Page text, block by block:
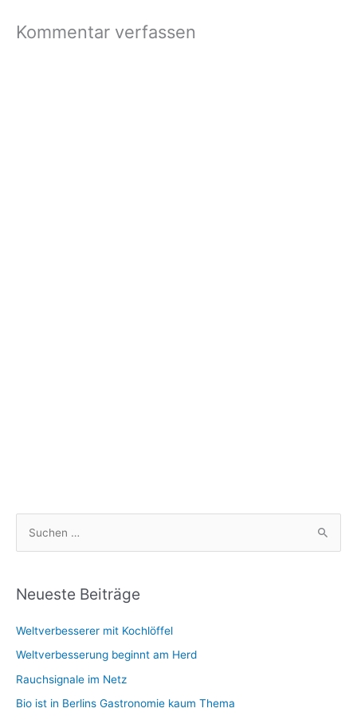
Kommentar verfassen
h
n
n
a
Neueste Beiträge
Weltverbesserer mit Kochlöffel
Weltverbesserung beginnt am Herd
Rauchsignale im Netz
Bio ist in Berlins Gastronomie kaum Thema